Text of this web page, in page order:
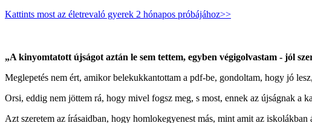
Kattints most az életrevaló gyerek 2 hónapos próbájához>>
„A kinyomtatott újságot aztán le sem tettem, egyben végigolvastam - jól
Meglepetés nem ért, amikor belekukkantottam a pdf-be, gondoltam, hogy jó
Orsi, eddig nem jöttem rá, hogy mivel fogsz meg, s most, ennek az újságnak a
Azt szeretem az írásaidban, hogy homlokegyenest más, mint amit az